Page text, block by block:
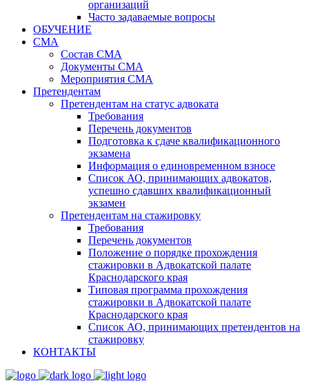
организаций
Часто задаваемые вопросы
ОБУЧЕНИЕ
СМА
Состав СМА
Документы СМА
Мероприятия СМА
Претендентам
Претендентам на статус адвоката
Требования
Перечень документов
Подготовка к сдаче квалификационного
экзамена
Информация о единовременном взносе
Список АО, принимающих адвокатов,
успешно сдавших квалификационный
экзамен
Претендентам на стажировку
Требования
Перечень документов
Положение о порядке прохождения
стажировки в Адвокатской палате
Краснодарского края
Типовая программа прохождения
стажировки в Адвокатской палате
Краснодарского края
Список АО, принимающих претендентов на
стажировку
КОНТАКТЫ